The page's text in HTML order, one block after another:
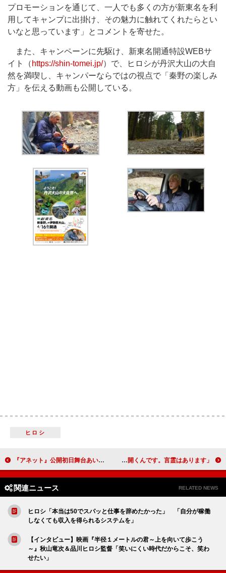
プロモーションを通じて、一人でも多くの方が新東名を利
用してキャンプに出掛け、その魅力に触れてくれたらとい
いなと思っています」とコメントを寄せた。
また、キャンペーンに先駆け、新東名開通特設WEBサ
イト（ https://shin-tomei.jp/）で、ヒロシが丹沢大山の大自
然を満喫し、キャンパーならではの視点で「秦野の楽しみ
方」を伝える動画も公開している。
ヒロシ
『アネット』公開初日舞台あいさつ レオス・カラックス監督「アダム・ドライバーの顔は猿に似ている。そこが気に入った」 窪田正孝、観葉植物にポジティブな“声掛け” 「花が早く開くんです。言霊はあります」
関連ニュース RELATED NEWS
ヒロシ「本当は50でスパッと仕事を辞めたかった」 「自分が稼働
しなくても収入を得られるシステムを」
【インタビュー】映画『半径１メートルの君～上を向いて歩こう
～』秋山竜次＆品川ヒロシ監督「笑いにくい時代だからこそ、笑わ
せたい」